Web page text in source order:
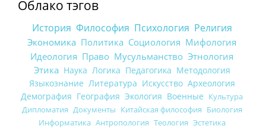
Облако тэгов
История Философия Психология Религия
Экономика Политика Социология Мифология
Идеология Право Мусульманство Этнология
Этика Наука Логика Педагогика Методология
Языкознание Литература Искусство Археология
Демография География Экология Военные Культура
Дипломатия Документы Китайская философия Биология
Информатика Антропология Теология Эстетика